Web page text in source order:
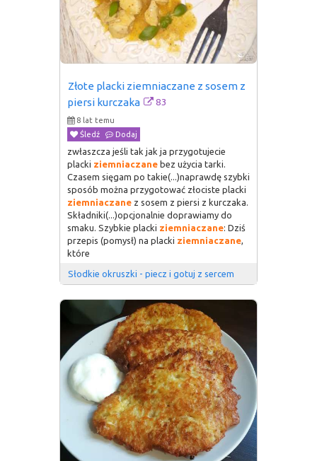
Złote placki ziemniaczane z sosem z
piersi kurczaka
83
8 lat temu
Śledź
Dodaj
zwłaszcza jeśli tak jak ja przygotujecie
placki ziemniaczane bez użycia tarki.
Czasem sięgam po takie(...)naprawdę szybki
sposób można przygotować złociste placki
ziemniaczane z sosem z piersi z kurczaka.
Składniki(...)opcjonalnie doprawiamy do
smaku. Szybkie placki ziemniaczane: Dziś
przepis (pomysł) na placki ziemniaczane
które
Słodkie okruszki - piecz i gotuj z sercem